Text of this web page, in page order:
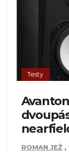
Testy
ROMAN JEŽ ,